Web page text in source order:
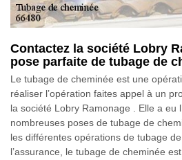
Contactez la société Lobry
pose parfaite de tubage de
Le tubage de cheminée est une
réaliser l’opération faites appel à un
la société Lobry Ramonage . Elle a eu
nombreuses poses de tubage de
les différentes opérations de tubage
l’assurance, le tubage de cheminée